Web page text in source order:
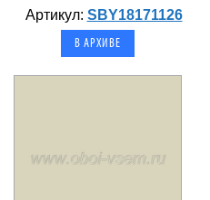
Артикул: SBY18171126
В АРХИВЕ